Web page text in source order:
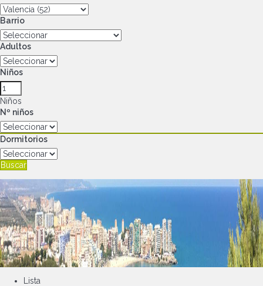
Barrio
Adultos
Niños
Niños
Nº niños
Dormitorios
Buscar
Lista